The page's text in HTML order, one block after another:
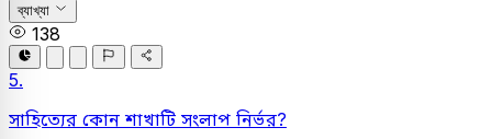
ব্যাখ্যা
138
5.
সাহিত্যের কোন শাখাটি সংলাপ নির্ভর?